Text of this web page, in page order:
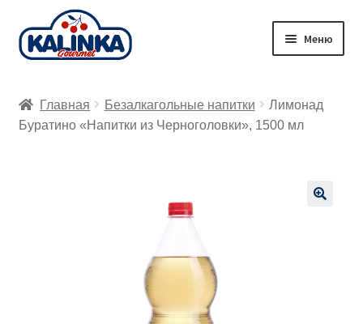
Перейти
к
Перейти
к
Меню
Заказ онлайн
Главная Безалкагольные напитки
Лимонад
Буратино «Напитки из Черноголовки», 1500 мл